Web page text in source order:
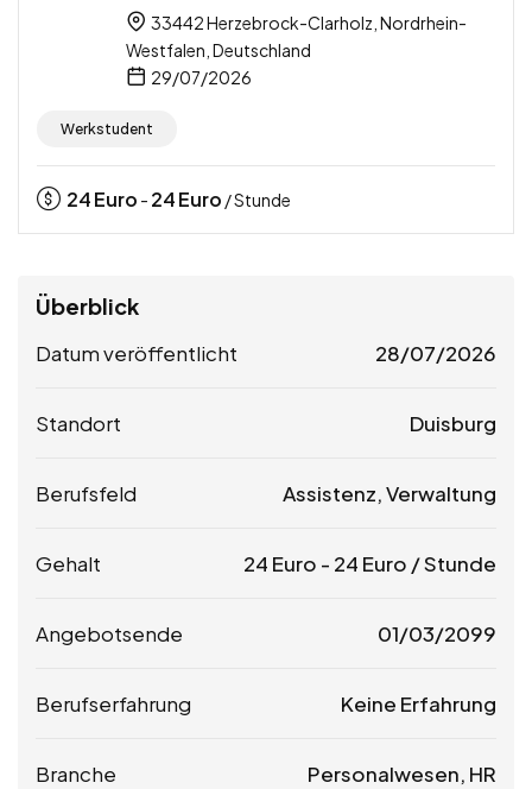
33442 Herzebrock-Clarholz, Nordrhein-
Westfalen, Deutschland
29/07/2026
Werkstudent
24Euro - 24Euro / Stunde
Überblick
Datum veröffentlicht 28/07/2026
Standort Duisburg
Berufsfeld Assistenz, Verwaltung
Gehalt 24 Euro - 24 Euro / Stunde
Angebotsende 01/03/2099
Berufserfahrung Keine Erfahrung
Branche Personalwesen, HR